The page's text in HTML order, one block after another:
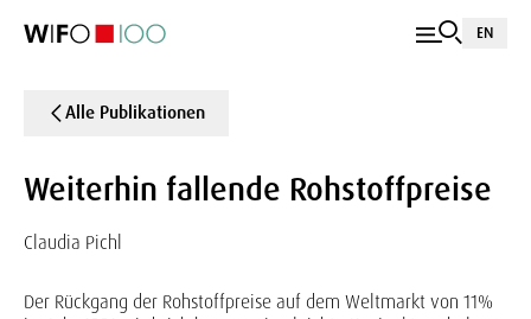
EN
Alle Publikationen
Weiterhin fallende Rohstoffpreise
Claudia Pichl
Der Rückgang der Rohstoffpreise auf dem Weltmarkt von 11%